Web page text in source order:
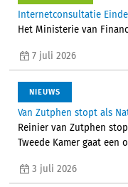
Internetconsultatie
Het Ministerie van
7 juli 2026
NIEUWS
Van Zutphen stopt als
Reinier van Zutphen
Tweede Kamer gaat een
3 juli 2026